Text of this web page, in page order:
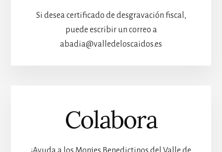
Si desea certificado de desgravación fiscal,
puede escribir un correo a
abadia@valledeloscaidos.es
Colabora